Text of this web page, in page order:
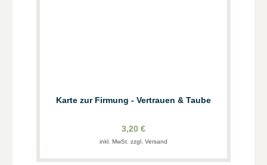
Karte zur Firmung - Vertrauen & Taube
3,20 €
inkl. MwSt. zzgl. Versand